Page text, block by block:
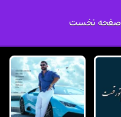
صفحه نخست